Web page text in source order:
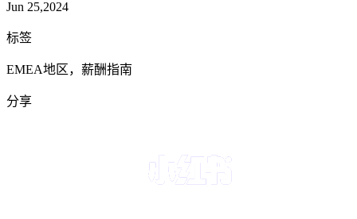
Jun 25,2024
标签
EMEA地区，薪酬指南
分享